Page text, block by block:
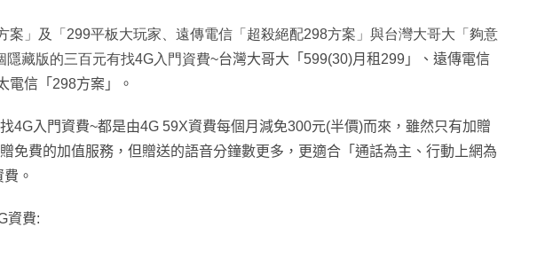
案」及「299平板大玩家
遠傳電信「超殺絕配298方案」與台灣大哥大「夠意
隱藏版的三百元有找4G入門資費~台灣大哥大 「599(30)月租299 」、 遠傳電信
電信「298方案」
。
4G入門資費~都是由4G 59X資費每個月減免300元(半價)而來 ，雖然只有加贈
免費的加值服務 ，但贈送的語音分鐘數更多 ，更適合 「 通話為主 、 行動上網為
費 。
資費: